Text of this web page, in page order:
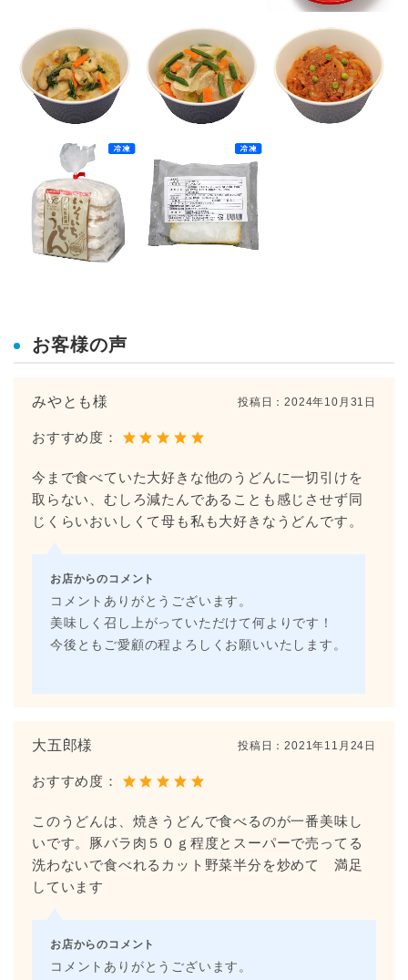
お客様の声
みやとも様 投稿日：2024年10月31日
おすすめ度：
今まで食べていた大好きな他のうどんに一切引けを
取らない、むしろ減たんであることも感じさせず同
じくらいおいしくて母も私も大好きなうどんです。
お店からのコメント
コメントありがとうございます。
美味しく召し上がっていただけて何よりです！
今後ともご愛顧の程よろしくお願いいたします。
大五郎様 投稿日：2021年11月24日
おすすめ度：
このうどんは、焼きうどんで食べるのが一番美味し
いです。豚バラ肉５０ｇ程度とスーパーで売ってる
洗わないで食べれるカット野菜半分を炒めて 満足
しています
お店からのコメント
コメントありがとうございます。